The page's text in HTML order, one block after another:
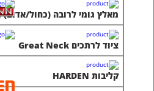
מאלץ גומי לרובה (כחול/אדום) S.I.R.I
ציוד לרתכים Great Neck
קליבות HARDEN